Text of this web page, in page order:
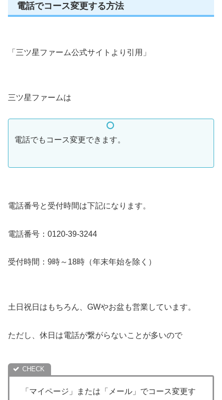
電話でコース変更する方法
「三ツ星ファーム公式サイトより引用」
三ツ星ファームは
電話でもコース変更できます。
電話番号と受付時間は下記になります。
電話番号：0120-39-3244
受付時間：9時～18時（年末年始を除く）
土日祝日はもちろん、GWやお盆も営業しています。
ただし、休日は電話が繋がらないことが多いので
「マイページ」または「メール」でコース変更す